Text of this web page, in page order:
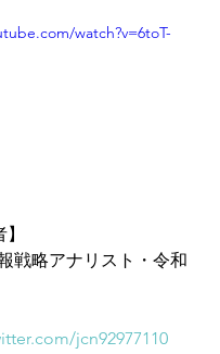
watch?v=6toT-
戦略アナリスト・令和
jcn92977110